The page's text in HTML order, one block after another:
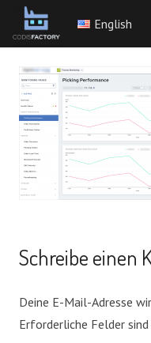
English
Schreibe einen
Deine E-Mail-Adresse
Erforderliche Felder